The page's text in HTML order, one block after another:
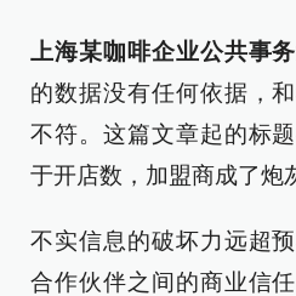
上海某咖啡企业公共事
的数据没有任何依据，
不符。这篇文章起的标
于开店数，加盟商成了炮
不实信息的破坏力远超
合作伙伴之间的商业信